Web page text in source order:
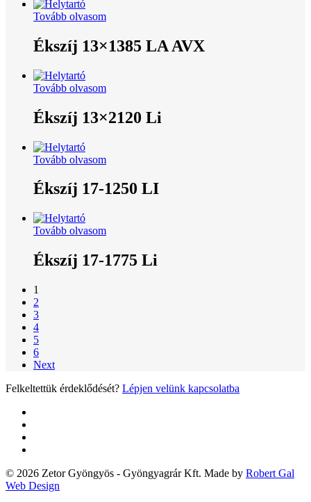
Tovább olvasom
Ékszíj 13×1385 LA AVX
Tovább olvasom
Ékszíj 13×2120 Li
Tovább olvasom
Ékszíj 17-1250 LI
Tovább olvasom
Ékszíj 17-1775 Li
1
2
3
4
5
6
Next
Felkeltettük érdeklődését? Lépjen velünk kapcsolatba
© 2026 Zetor Gyöngyös - Gyöngyagrár Kft. Made by Robert Gal
Web Design